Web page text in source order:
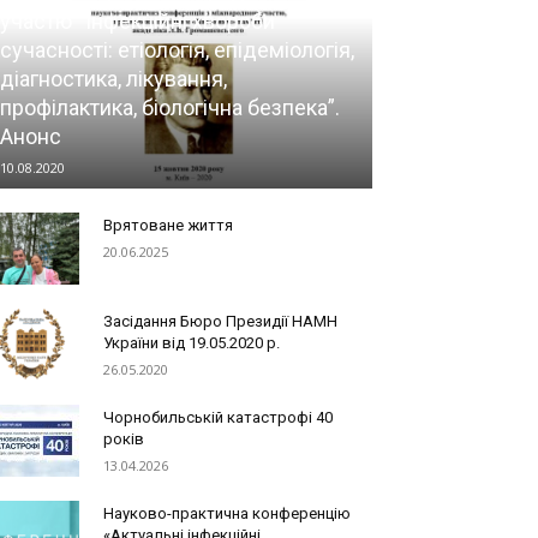
участю “Інфекційні хвороби
сучасності: етіологія, епідеміологія,
діагностика, лікування,
профілактика, біологічна безпека”.
Анонс
10.08.2020
Врятоване життя
20.06.2025
Засідання Бюро Президії НАМН
України від 19.05.2020 р.
26.05.2020
Чорнобильській катастрофі 40
років
13.04.2026
Науково-практична конференцію